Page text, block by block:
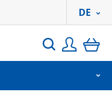
Suchen
DE